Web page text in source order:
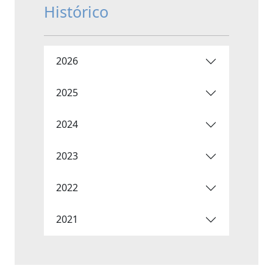
Histórico
2026
2025
2024
2023
2022
2021